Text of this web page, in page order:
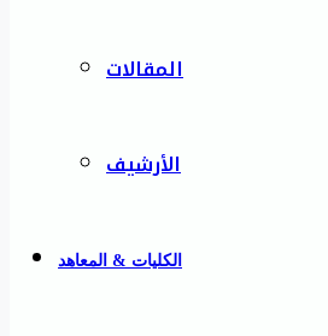
المقالات
الأرشيف
الكليات & المعاهد